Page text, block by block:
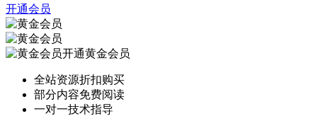
开通会员
开通黄金会员
全站资源折扣购买
部分内容免费阅读
一对一技术指导